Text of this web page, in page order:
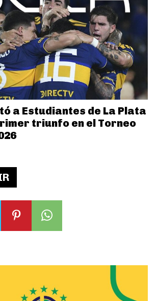
a Estudiantes de La Plata
triunfo en el Torneo